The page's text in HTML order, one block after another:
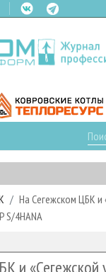
На Сегежском ЦБК и
S/4HANA
и «Сегежской